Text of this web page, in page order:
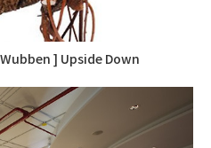
Wubben ] Upside Down